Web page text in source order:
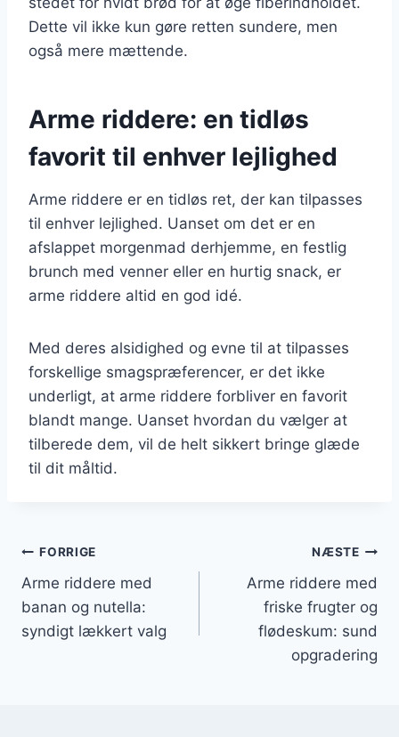
Dette vil ikke kun gøre retten sundere, men
også mere mættende.
Arme riddere: en tidløs
favorit til enhver lejlighed
Arme riddere er en tidløs ret, der kan tilpasses
til enhver lejlighed. Uanset om det er en
afslappet morgenmad derhjemme, en festlig
brunch med venner eller en hurtig snack, er
arme riddere altid en god idé.
Med deres alsidighed og evne til at tilpasses
forskellige smagspræferencer, er det ikke
underligt, at arme riddere forbliver en favorit
blandt mange. Uanset hvordan du vælger at
tilberede dem, vil de helt sikkert bringe glæde
til dit måltid.
Indlægsnavigation
FORRIGE
Arme riddere med
banan og nutella:
syndigt lækkert valg
NÆSTE
Arme riddere med
friske frugter og
flødeskum: sund
opgradering